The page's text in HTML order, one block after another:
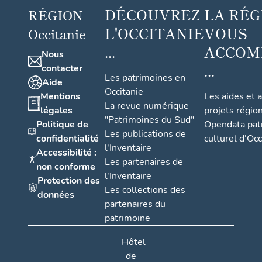
RÉGION
Occitanie
Nous
contacter
Aide
Mentions
légales
Politique de
confidentialité
Accessibilité :
non conforme
Protection des
données
DÉCOUVREZ
L'OCCITANIE
...
Les patrimoines en
Occitanie
La revue numérique
"Patrimoines du Sud"
Les publications de
l'Inventaire
Les partenaires de
l'Inventaire
Les collections des
partenaires du
patrimoine
LA
VOUS
...
Les aides et
projets
Opendata
culturel
Hôtel
de